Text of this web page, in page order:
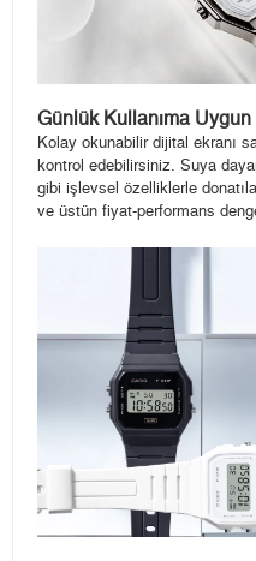
Günlük Kullanıma Uygun
Kolay okunabilir dijital ekranı
kontrol edebilirsiniz. Suya
gibi işlevsel özelliklerle
ve üstün fiyat-performans